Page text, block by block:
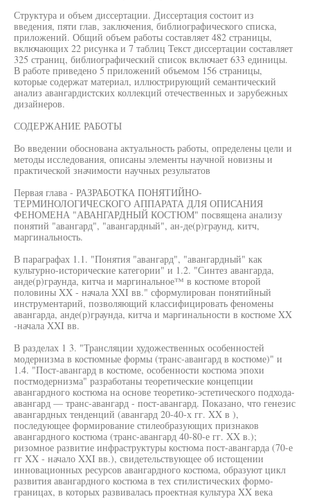
Структура и объем диссертации. Диссертация состоит из
введения, пяти глав, заключения, библиографического списка,
приложений. Общий объем работы составляет 482 страницы,
включающих 22 рисунка и 7 таблиц Текст диссертации составляет
325 страниц, библиографический список включает 633 единицы.
В работе приведено 5 приложений объемом 156 страницы,
которые содержат материал, иллюстрирующий семантический
анализ авангардистских коллекций отечественных и зарубежных
дизайнеров.
СОДЕРЖАНИЕ РАБОТЫ
Во введении обоснована актуальность работы, определены цели и
методы исследования, описаны элементы научной новизны и
практической значимости научных результатов
Первая глава - РАЗРАБОТКА ПОНЯТИЙНО-
ТЕРМИНОЛОГИЧЕСКОГО АППАРАТА ДЛЯ ОПИСАНИЯ
ФЕНОМЕНА "АВАНГАРДНЫЙ КОСТЮМ" посвящена анализу
понятий "авангард", "авангардный", ан-де(р)граунд, китч,
маргинальность.
В параграфах 1.1. "Понятия "авангард", "авангардный" как
культурно-исторические категории" и 1.2. "Синтез авангарда,
анде(р)граунда, китча и маргинальное™ в костюме второй
половины XX - начала XXI вв." сформулирован понятийный
инструментарий, позволяющий классифицировать феномены
авангарда, анде(р)граунда, китча и маргинальности в костюме XX
-начала XXI вв.
В разделах 1 3. "Трансляции художественных особенностей
модернизма в костюмные формы (транс-авангард в костюме)" и
1.4. "Пост-авангард в костюме, особенности костюма эпохи
постмодернизма" разработаны теоретические концепции
авангардного костюма на основе теоретико-эстетического подхода-
авангард — транс-авангард - пост-авангард. Показано, что генезис
авангардных тенденций (авангард 20-40-х гг. XX в ),
последующее формирование стилеобразующих признаков
авангардного костюма (транс-авангард 40-80-е гг. XX в.);
ризомное развитие инфраструктуры костюма пост-авангарда (70-е
гг XX - начало XXI вв.), свидетельствующее об истощении
инновационных ресурсов авангардного костюма, образуют цикл
развития авангардного костюма в тех стилистических формо-
границах, в которых развивалась проектная культура XX века